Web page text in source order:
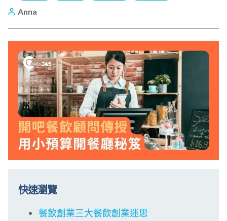
Anna
快速瀏覽
餐飲創業三大餐飲創業迷思